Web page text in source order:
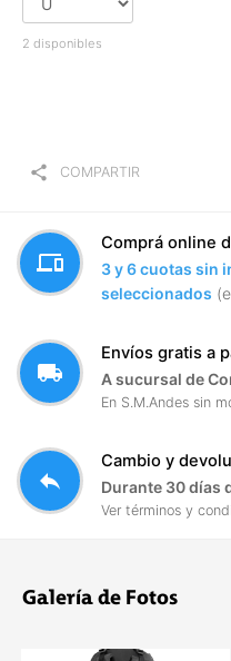
2 disponibles
share COMPARTIR
devices
Comprá online
3 y 6 cuotas sin
seleccionados
local_shipping
Envíos gratis a
A sucursal de
En S.M.Andes sin
reply
Cambio y
Durante 30 días
Ver términos y
Galería de Fotos